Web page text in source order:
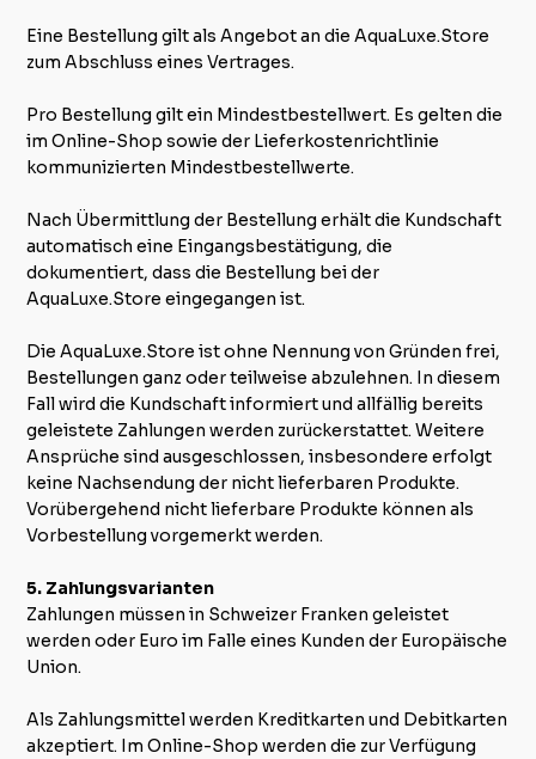
Eine Bestellung gilt als Angebot an die AquaLuxe.Store
zum Abschluss eines Vertrages.
Pro Bestellung gilt ein Mindestbestellwert. Es gelten die
im Online-Shop sowie der Lieferkostenrichtlinie
kommunizierten Mindestbestellwerte.
Nach Übermittlung der Bestellung erhält die Kundschaft
automatisch eine Eingangsbestätigung, die
dokumentiert, dass die Bestellung bei der
AquaLuxe.Store eingegangen ist.
Die AquaLuxe.Store ist ohne Nennung von Gründen frei,
Bestellungen ganz oder teilweise abzulehnen. In diesem
Fall wird die Kundschaft informiert und allfällig bereits
geleistete Zahlungen werden zurückerstattet. Weitere
Ansprüche sind ausgeschlossen, insbesondere erfolgt
keine Nachsendung der nicht lieferbaren Produkte.
Vorübergehend nicht lieferbare Produkte können als
Vorbestellung vorgemerkt werden.
5. Zahlungsvarianten
Zahlungen müssen in Schweizer Franken geleistet
werden oder Euro im Falle eines Kunden der Europäische
Union.
Als Zahlungsmittel werden Kreditkarten und Debitkarten
akzeptiert. Im Online-Shop werden die zur Verfügung